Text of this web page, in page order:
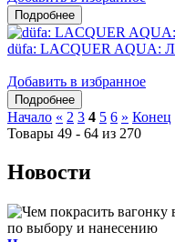
düfa: LACQUER AQUA:
Добавить в избранное
Начало « 2 3 4 5 6 » Конец
Товары 49 - 64 из 270
Новости